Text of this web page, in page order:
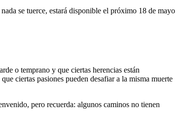
se tuerce, estará disponible el próximo 18 de mayo
o temprano y que ciertas herencias están
ciertas pasiones pueden desafiar a la misma muerte
pero recuerda: algunos caminos no tienen